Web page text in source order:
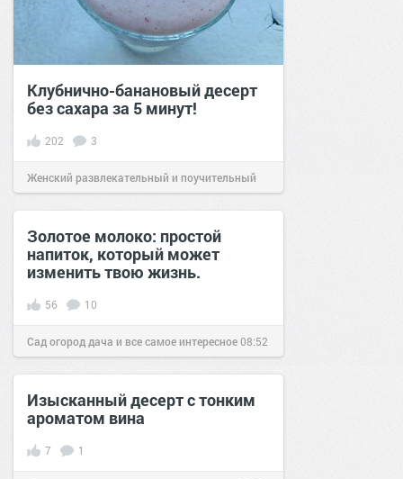
Клубнично-банановый десерт
без сахара за 5 минут!
202 3
Женский развлекательный и поучительный
сайт. 19:51 22 мар 2023
Золотое молоко: простой
напиток, который может
изменить твою жизнь.
56 10
Сад огород дача и все самое интересное08:52
28 сен 2016
Изысканный десерт с тонким
ароматом вина
7 1